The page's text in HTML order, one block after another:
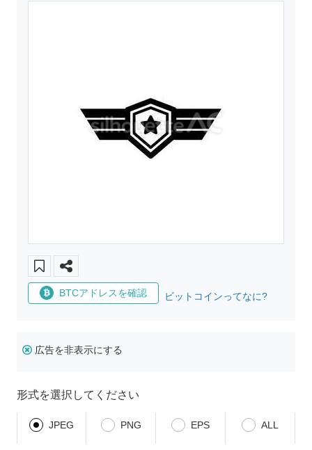
BTCアドレスを確認 ビットコインってなに?
広告を非表示にする
形式を選択してください
JPEG PNG EPS ALL